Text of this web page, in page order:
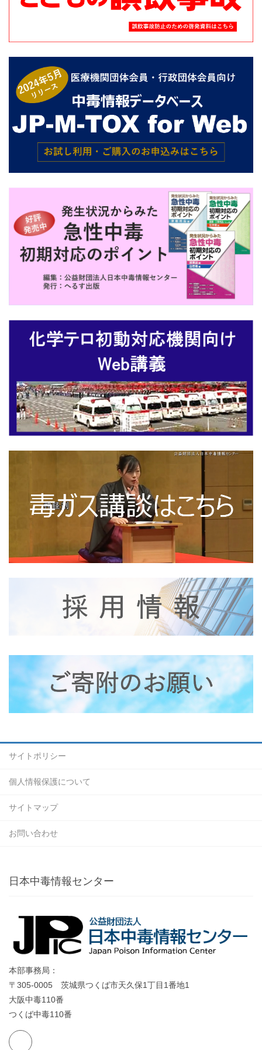
サイトポリシー
個人情報保護について
サイトマップ
お問い合わせ
日本中毒情報センター
本部事務局：
〒305-0005 茨城県つくば市天久保1丁目1番地1
大阪中毒110番
つくば中毒110番